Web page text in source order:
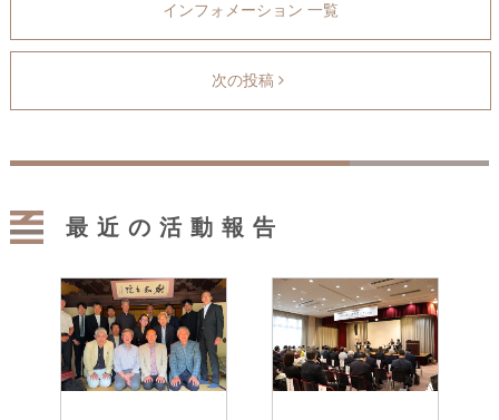
インフォメーション 一覧
次の投稿
最近の活動報告